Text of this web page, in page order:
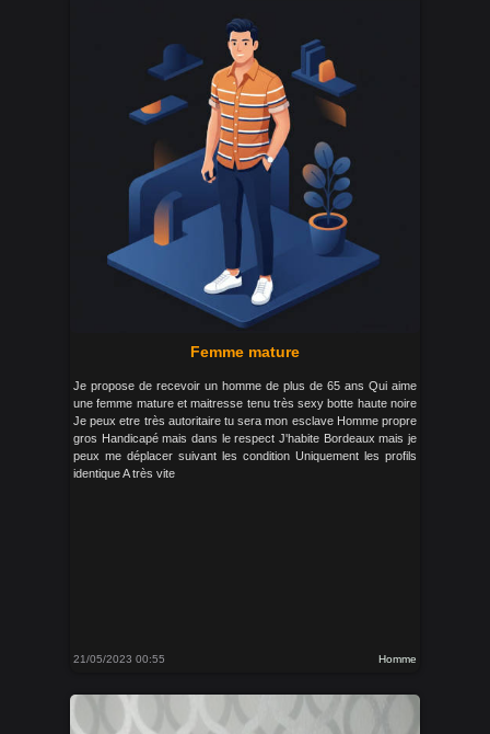
Femme mature
Je propose de recevoir un homme de plus de 65 ans Qui aime
une femme mature et maitresse tenu très sexy botte haute noire
Je peux etre très autoritaire tu sera mon esclave Homme propre
gros Handicapé mais dans le respect J'habite Bordeaux mais je
peux me déplacer suivant les condition Uniquement les profils
identique A très vite
21/05/2023 00:55 Homme